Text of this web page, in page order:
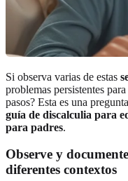
Si observa varias de estas
problemas persistentes
pasos? Esta es una
guía de discalculia para
para padres.
Observe y
diferentes contextos